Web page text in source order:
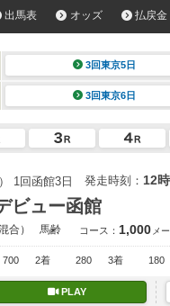
出馬表 オッズ 払戻金
3回東京5日
3回東京6日
1回函館3日 発走時刻： 12
ビュー函館
合） 馬齢 コース： 1,000 メ
700 2着 280 3着 180
PLAY